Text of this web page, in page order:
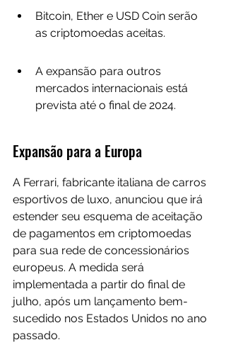
Bitcoin, Ether e USD Coin serão
as criptomoedas aceitas.
A expansão para outros
mercados internacionais está
prevista até o final de 2024.
Expansão para a Europa
A Ferrari, fabricante italiana de carros
esportivos de luxo, anunciou que irá
estender seu esquema de aceitação
de pagamentos em criptomoedas
para sua rede de concessionários
europeus. A medida será
implementada a partir do final de
julho, após um lançamento bem-
sucedido nos Estados Unidos no ano
passado.